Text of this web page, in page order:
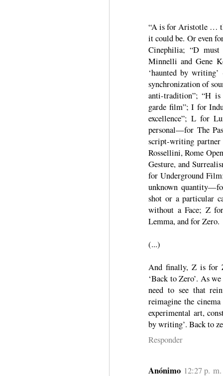
“A is for Aristotle …
it could be. Or even
Cinephilia; “D
Minnelli and Gene
‘haunted by
synchronization of
anti-tradition”; “H is
garde film”; I for
excellence”; L for
personal—for The
script-writing partner
Rossellini, Rome
Gesture, and
for Underground
unknown
shot or a particular
without a Face; Z
Lemma, and for Zero.
(...)
And finally, Z is for
‘Back to Zero’. As
need to see that
reimagine the
experimental art,
by writing’. Back to
Responder
Anónimo 12:27 p. m.